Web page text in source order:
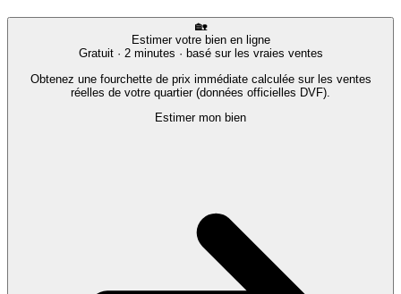
🏡
Estimer votre bien en ligne
Gratuit · 2 minutes · basé sur les vraies ventes
Obtenez une fourchette de prix immédiate calculée sur les ventes
réelles de votre quartier (données officielles DVF).
Estimer mon bien